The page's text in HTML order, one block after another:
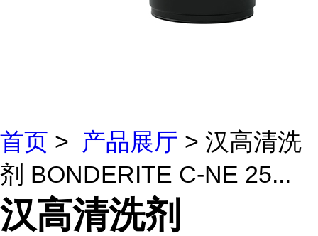
首页 > 产品展厅 > 汉高清洗
剂 BONDERITE C-NE 25...
汉高清洗剂